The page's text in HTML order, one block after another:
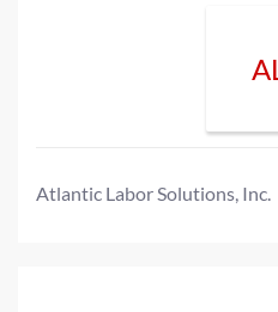
AL
Atlantic Labor Solutions, Inc.